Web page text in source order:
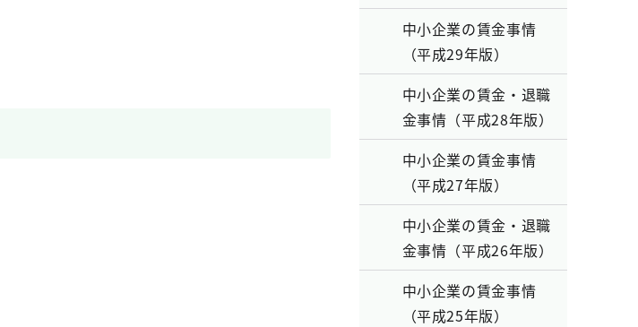
中小企業の賃金事情
（平成29年版）
中小企業の賃金・退職
金事情（平成28年版）
中小企業の賃金事情
（平成27年版）
中小企業の賃金・退職
金事情（平成26年版）
中小企業の賃金事情
（平成25年版）